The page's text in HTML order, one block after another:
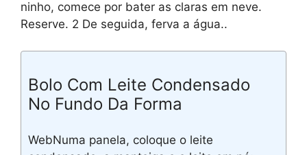
ninho, comece por bater as claras em neve.
Reserve. 2 De seguida, ferva a água..
Bolo Com Leite Condensado
No Fundo Da Forma
WebNuma panela, coloque o leite